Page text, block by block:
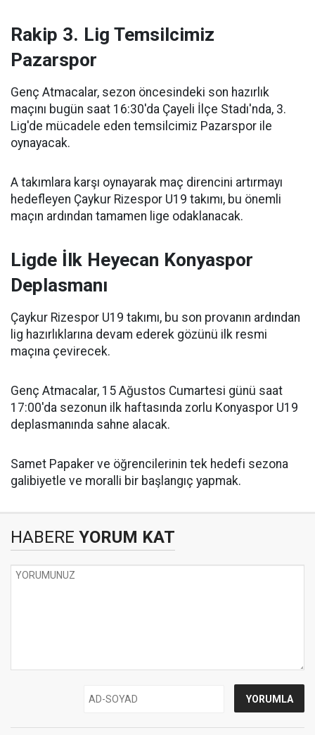
Rakip 3. Lig Temsilcimiz
Pazarspor
Genç Atmacalar, sezon öncesindeki son hazırlık
maçını bugün saat 16:30'da Çayeli İlçe Stadı'nda, 3.
Lig'de mücadele eden temsilcimiz Pazarspor ile
oynayacak.
A takımlara karşı oynayarak maç direncini artırmayı
hedefleyen Çaykur Rizespor U19 takımı, bu önemli
maçın ardından tamamen lige odaklanacak.
Ligde İlk Heyecan Konyaspor
Deplasmanı
Çaykur Rizespor U19 takımı, bu son provanın ardından
lig hazırlıklarına devam ederek gözünü ilk resmi
maçına çevirecek.
Genç Atmacalar, 15 Ağustos Cumartesi günü saat
17:00'da sezonun ilk haftasında zorlu Konyaspor U19
deplasmanında sahne alacak.
Samet Papaker ve öğrencilerinin tek hedefi sezona
galibiyetle ve moralli bir başlangıç yapmak.
HABERE YORUM KAT